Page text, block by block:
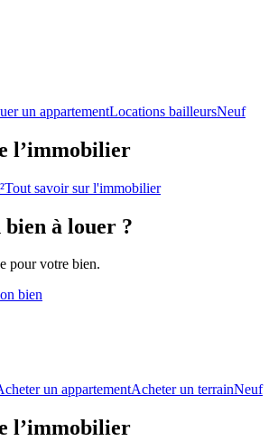
un appartementLocations bailleursNeuf
l’immobilier
Tout savoir sur l'immobilier
bien à louer ?
pour votre bien.
bien
un appartementAcheter un terrainNeuf
l’immobilier